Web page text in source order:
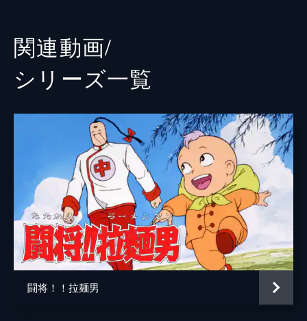
明比正行
山崎晴哉
原作 ゆでたまご
音楽 奥慶一
アニメーション制作 東映動画
関連動画/
シリーズ⼀覧
闘将！！拉麺男